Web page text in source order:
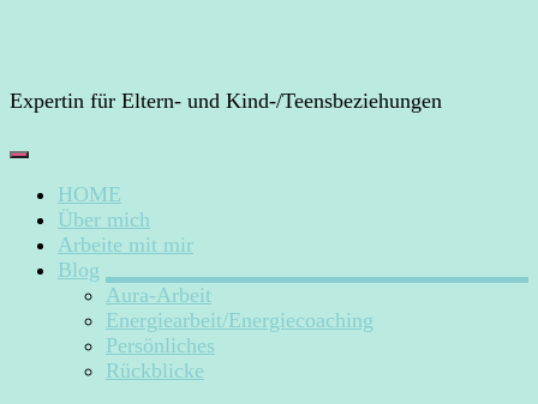
Expertin für Eltern- und Kind-/Teensbeziehungen
HOME
Über mich
Arbeite mit mir
Blog
Aura-Arbeit
Energiearbeit/Energiecoaching
Persönliches
Rückblicke